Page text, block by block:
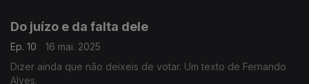
Do juízo e da falta dele
Ep. 10
16 mai. 2025
Dizer ainda que não deixeis de votar. Um texto de Fernando
Alves.